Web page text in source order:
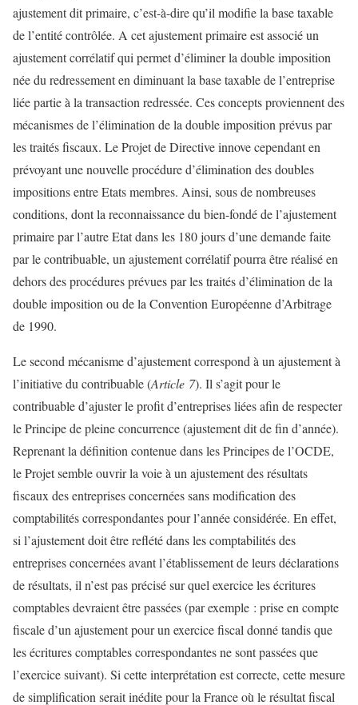
ajustement dit primaire, c’est-à-dire qu’il modifie la base taxable
de l’entité contrôlée. A cet ajustement primaire est associé un
ajustement corrélatif qui permet d’éliminer la double imposition
née du redressement en diminuant la base taxable de l’entreprise
liée partie à la transaction redressée. Ces concepts proviennent des
mécanismes de l’élimination de la double imposition prévus par
les traités fiscaux. Le Projet de Directive innove cependant en
prévoyant une nouvelle procédure d’élimination des doubles
impositions entre Etats membres. Ainsi, sous de nombreuses
conditions, dont la reconnaissance du bien-fondé de l’ajustement
primaire par l’autre Etat dans les 180 jours d’une demande faite
par le contribuable, un ajustement corrélatif pourra être réalisé en
dehors des procédures prévues par les traités d’élimination de la
double imposition ou de la Convention Européenne d’Arbitrage
de 1990.
Le second mécanisme d’ajustement correspond à un ajustement à
l’initiative du contribuable (Article 7). Il s’agit pour le
contribuable d’ajuster le profit d’entreprises liées afin de respecter
le Principe de pleine concurrence (ajustement dit de fin d’année).
Reprenant la définition contenue dans les Principes de l’OCDE,
le Projet semble ouvrir la voie à un ajustement des résultats
fiscaux des entreprises concernées sans modification des
comptabilités correspondantes pour l’année considérée. En effet,
si l’ajustement doit être reflété dans les comptabilités des
entreprises concernées avant l’établissement de leurs déclarations
de résultats, il n’est pas précisé sur quel exercice les écritures
comptables devraient être passées (par exemple : prise en compte
fiscale d’un ajustement pour un exercice fiscal donné tandis que
les écritures comptables correspondantes ne sont passées que
l’exercice suivant). Si cette interprétation est correcte, cette mesure
de simplification serait inédite pour la France où le résultat fiscal